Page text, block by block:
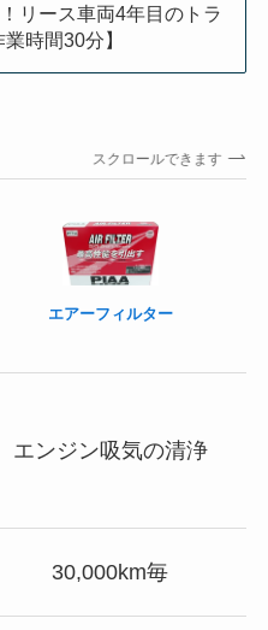
リース車両4年目のトラ
時間30分】
スクロールできます
エアーフィルター
エンジン吸気の清浄
30,000km毎